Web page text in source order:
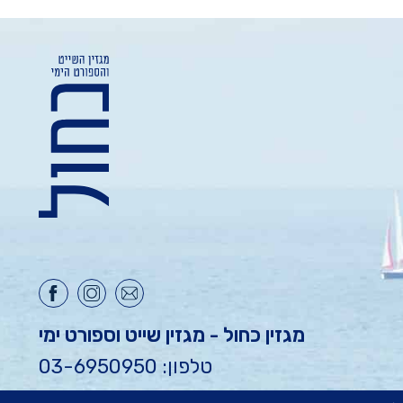
מגזין כחול - מגזין שייט וספורט ימי
טלפון: 03-6950950